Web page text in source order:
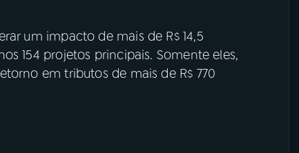
um impacto de mais de R$ 14,5
154 projetos principais. Somente eles,
em tributos de mais de R$ 770